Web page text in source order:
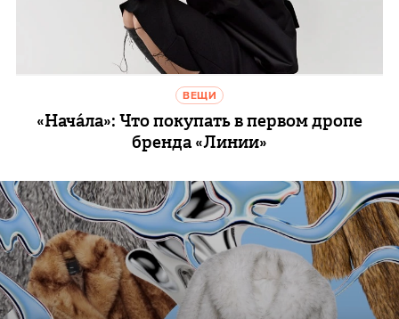
ВЕЩИ
«Начáла»: Что покупать в первом дропе
бренда «Линии»